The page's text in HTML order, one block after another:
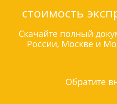
стоимость
Скачайте полный
России, Москве и
Обратите